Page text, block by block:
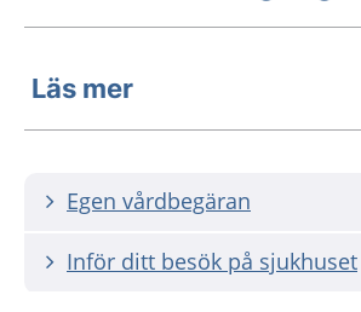
Läs mer
Egen vårdbegäran
Inför ditt besök på sjukhuset